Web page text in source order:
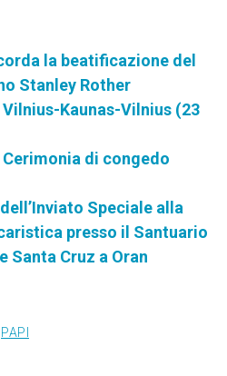
la beatificazione del
Stanley Rother
Kaunas-Vilnius (23
Cerimonia di congedo
Speciale alla
presso il Santuario
Santa Cruz a Oran
PAPI